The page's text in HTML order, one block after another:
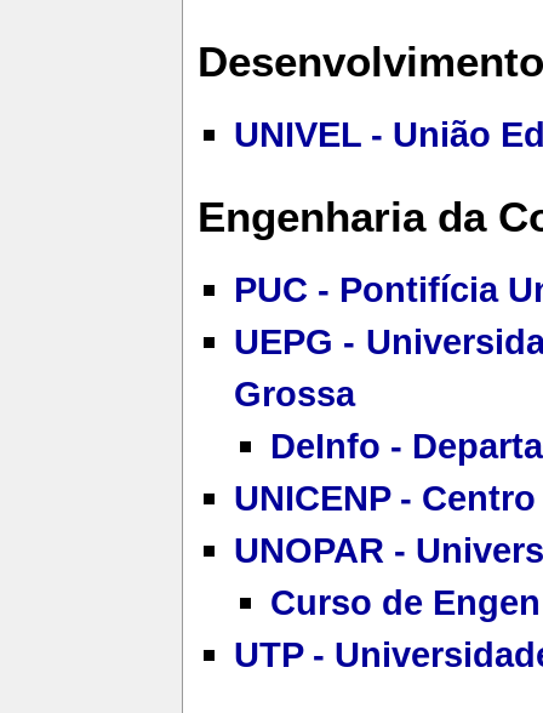
UNIVEL - União
Engenharia da
PUC - Pontifícia
UEPG -
Grossa
DeInfo -
UNICENP -
UNOPAR -
Curso de
UTP -